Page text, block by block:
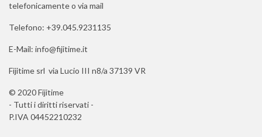
telefonicamente o via mail
Telefono: +39.045.9231135
E-Mail: info@fijitime.it
Fijitime srl via Lucio III n8/a 37139 VR
© 2020 Fijitime
- Tutti i diritti riservati -
P.IVA 04452210232